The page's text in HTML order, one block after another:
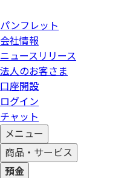
パンフレット
会社情報
ニュースリリース
法人のお客さま
口座開設
ログイン
チャット
メニュー
商品・サービス
預金